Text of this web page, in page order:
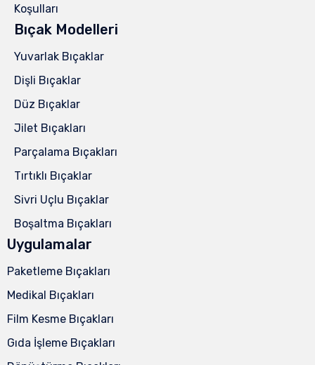
Koşulları
Bıçak Modelleri
Yuvarlak Bıçaklar
Dişli Bıçaklar
Düz Bıçaklar
Jilet Bıçakları
Parçalama Bıçakları
Tırtıklı Bıçaklar
Sivri Uçlu Bıçaklar
Boşaltma Bıçakları
Uygulamalar
Paketleme Bıçakları
Medikal Bıçakları
Film Kesme Bıçakları
Gıda İşleme Bıçakları